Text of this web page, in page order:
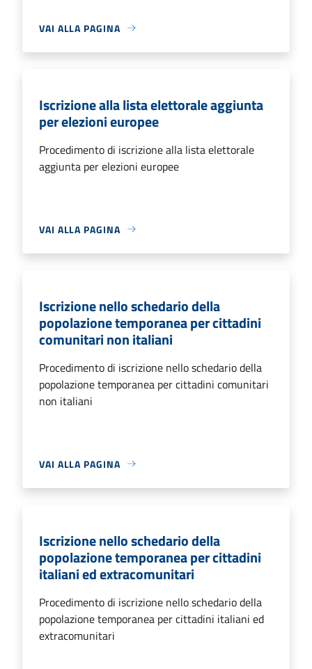
VAI ALLA PAGINA
Iscrizione alla lista elettorale aggiunta
per elezioni europee
Procedimento di iscrizione alla lista elettorale
aggiunta per elezioni europee
VAI ALLA PAGINA
Iscrizione nello schedario della
popolazione temporanea per cittadini
comunitari non italiani
Procedimento di iscrizione nello schedario della
popolazione temporanea per cittadini comunitari
non italiani
VAI ALLA PAGINA
Iscrizione nello schedario della
popolazione temporanea per cittadini
italiani ed extracomunitari
Procedimento di iscrizione nello schedario della
popolazione temporanea per cittadini italiani ed
extracomunitari